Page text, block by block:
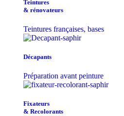
Teintu​res
& r​é​novateurs
Teintures françaises, bases
Décapants
Préparation avant peinture
Fixateurs
& Recolorants